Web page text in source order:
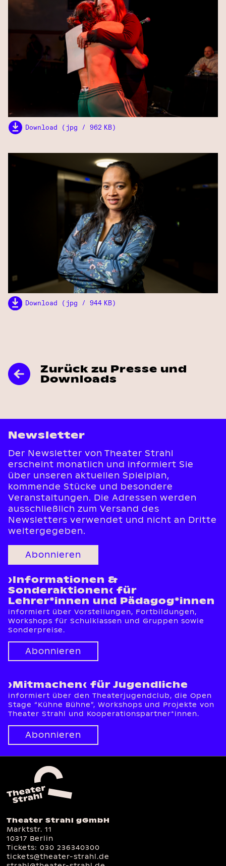
Download (jpg / 962 KB)
Download (jpg / 944 KB)
Zurück zu Presse und
Downloads
Newsletter
Der Newsletter von Theater Strahl
erscheint monatlich und informiert Sie
über unseren aktuellen Spielplan,
kommende Stücke und besondere
Veranstaltungen. Die Adressen werden
ausschließlich zum Versand des
Newsletters verwendet und nicht an Dritte
weitergegeben.
Abonnieren
›Informationen &
Sonderaktionen‹ für
Lehrer*innen und Pädagog*innen
informiert über Vorstellungen, Fortbildungen,
Workshops für Schulklassen und Gruppen sowie
Sonderpreise.
Abonnieren
›Mitmachen‹ für Jugendliche
informiert über den Theaterjugendclub, die Open
Stage “Kühne Bühne”, Workshops und Projekte von
Theater Strahl und Kooperationspartner*innen.
Abonnieren
Theater Strahl gGmbH
Marktstr. 11
10317 Berlin
Tickets:030 236340300
tickets@theater-strahl.de